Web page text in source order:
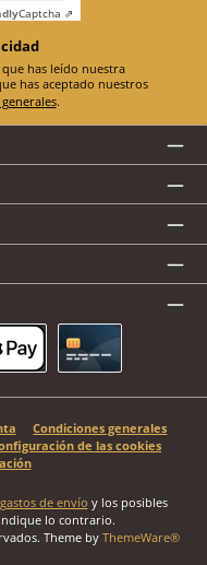
Captcha ⇗
.
Condiciones generales
de las cookies
de envío y los posibles
lo contrario.
Theme by ThemeWare®